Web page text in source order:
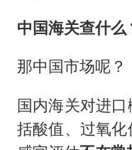
中国海关查什么
那中国市场呢？
国内海关对进
括酸值、过氧